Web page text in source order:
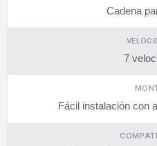
Cadena
7
Fácil instalación con